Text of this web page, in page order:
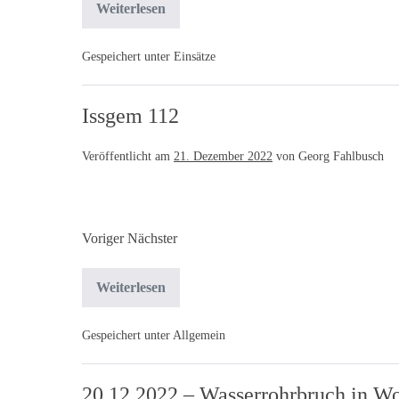
Weiterlesen
Gespeichert unter Einsätze
Issgem 112
Veröffentlicht am 21. Dezember 2022 von Georg Fahlbusch
Voriger Nächster
Weiterlesen
Gespeichert unter Allgemein